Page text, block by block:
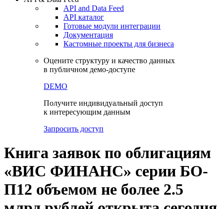
API and Data Feed
API каталог
Готовые модули интеграции
Документация
Кастомные проекты для бизнеса
Оцените структуру и качество данных
в публичном демо-доступе
DEMO
Получите индивидуальный доступ
к интересующим данным
Запросить доступ
Книга заявок по облигациям
«ВИС ФИНАНС» серии БО-
П12 объемом не более 2.5